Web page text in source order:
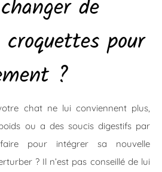
de
pour
?
chat ne lui conviennent plus,
ou a des soucis digestifs par
pour intégrer sa nouvelle
? Il n’est pas conseillé de lui